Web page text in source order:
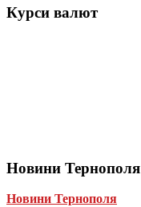
Курси валют
Новини Тернополя
Новини Тернополя